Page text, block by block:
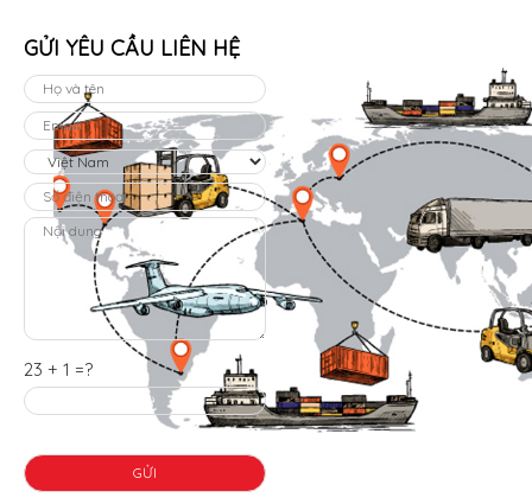
GỬI YÊU CẦU LIÊN HỆ
23 + 1 =?